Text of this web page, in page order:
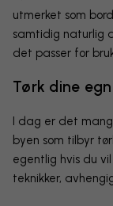
utmerket som
samtidig naturlig
det passer for
Tørk dine
I dag er det
byen som tilbyr
egentlig hvis du
teknikker,